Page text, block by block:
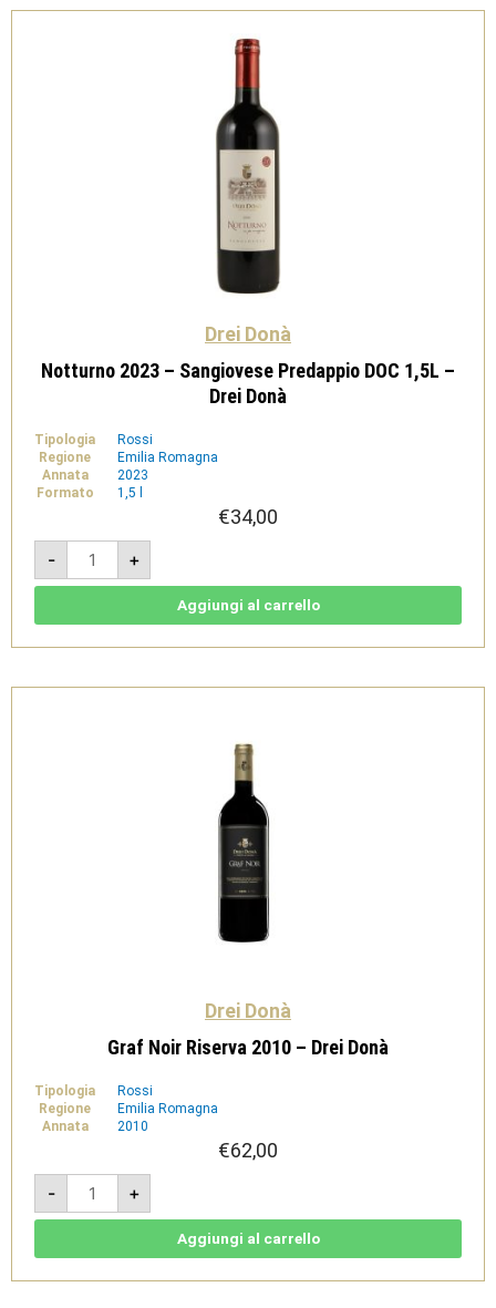
Drei Donà
Notturno 2023 – Sangiovese Predappio DOC 1,5L –
Drei Donà
Tipologia
Rossi
Regione
Emilia Romagna
Annata
2023
Formato
1,5 l
€34,00
-
Notturno
2023
-
Sangiovese
-
quantità
+
Aggiungi al carrello
Drei Donà
Graf Noir Riserva 2010 – Drei Donà
Tipologia
Rossi
Regione
Emilia Romagna
Annata
2010
€62,00
-
Graf
Noir
Riserva
2010
quantità
+
Aggiungi al carrello